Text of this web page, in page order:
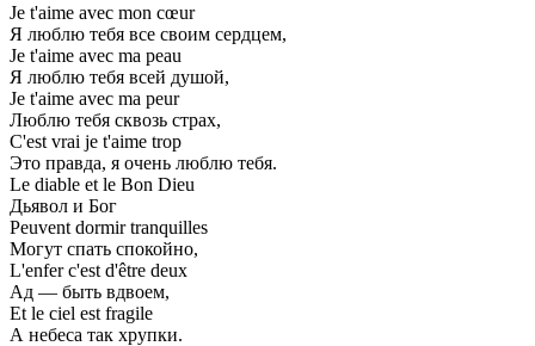
Je t'aime avec mon cœur
Я люблю тебя все своим сердцем,
Je t'aime avec ma peau
Я люблю тебя всей душой,
Je t'aime avec ma peur
Люблю тебя сквозь страх,
C'est vrai je t'aime trop
Это правда, я очень люблю тебя.
Le diable et le Bon Dieu
Дьявол и Бог
Peuvent dormir tranquilles
Могут спать спокойно,
L'enfer c'est d'être deux
Ад — быть вдвоем,
Et le ciel est fragile
А небеса так хрупки.